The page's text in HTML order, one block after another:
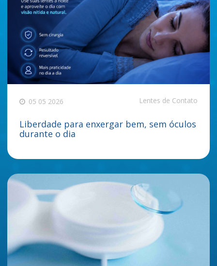
05 05 2026 Lentes de Contato
Liberdade para enxergar bem, sem óculos
durante o dia